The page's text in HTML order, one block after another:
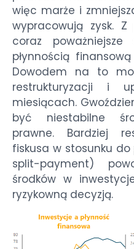
więc marże i
wypracowują zysk.
coraz
płynnością
Dowodem na to
restrukturyzacji i
miesiącach.
być niestabilne
prawne. Bardziej
fiskusa w stosunku do
split-payment)
środków w
ryzykowną decyzją.